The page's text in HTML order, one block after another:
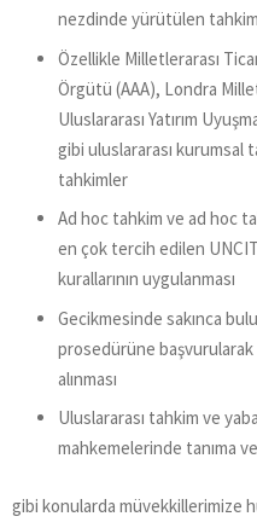
nezdinde yürütülen
Özellikle Milletlerarası
Örgütü (AAA), Londra
Uluslararası Yatırım
gibi uluslararası kurumsal
tahkimler
Ad hoc tahkim ve ad hoc
en çok tercih edilen
kurallarının uygulanması
Gecikmesinde sakınca
prosedürüne
alınması
Uluslararası tahkim ve
mahkemelerinde tanıma
gibi konularda müvekkillerimize